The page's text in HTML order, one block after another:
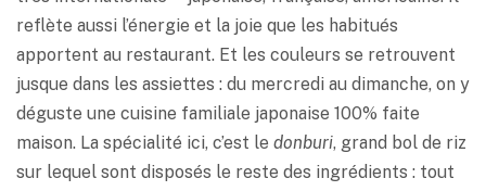
reflète aussi l’énergie et la joie que les habitués
apportent au restaurant. Et les couleurs se retrouvent
jusque dans les assiettes : du mercredi au dimanche, on y
déguste une cuisine familiale japonaise 100% faite
maison. La spécialité ici, c’est le donburi, grand bol de riz
sur lequel sont disposés le reste des ingrédients : tout